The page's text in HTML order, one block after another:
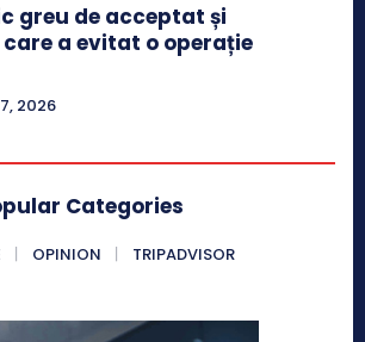
greu de acceptat și
a evitat o operație
2026
Categories
OPINION TRIPADVISOR